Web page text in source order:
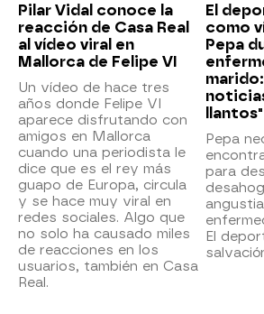
Pilar Vidal conoce la
reacción de Casa Real
al vídeo viral en
Mallorca de Felipe VI
Un vídeo de hace tres
años donde Felipe VI
aparece disfrutando con
amigos en Mallorca
cuando una periodista le
dice que es el rey más
guapo de Europa, circula
y se hace muy viral en
redes sociales. Algo que
no solo ha causado miles
de reacciones en los
usuarios, también en Casa
Real.
El
como
Pepa
llantos"
Pepa
para
El